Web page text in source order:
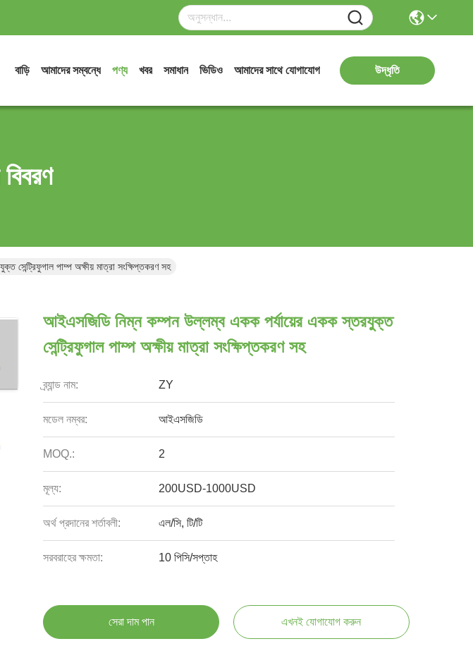
বাড়ি আমাদের সম্বন্ধে পণ্য খবর সমাধান ভিডিও আমাদের সাথে যোগাযোগ উদ্ধৃতি
পাম্প অক্ষীয় মাত্রা সংক্ষিপ্তকরণ সহ
আইএসজিডি নিম্ন কম্পন উল্লম্ব একক পর্যায়ের একক স্তরযুক্ত
সেন্ট্রিফুগাল পাম্প অক্ষীয় মাত্রা সংক্ষিপ্তকরণ সহ
ব্র্যান্ড নাম: ZY
মডেল নম্বর: আইএসজিডি
MOQ.: 2
মূল্য: 200USD-1000USD
অর্থ প্রদানের শর্তাবলী: এল/সি, টি/টি
সরবরাহের ক্ষমতা: 10 পিসি/সপ্তাহ
সেরা দাম পান এখনই যোগাযোগ করুন